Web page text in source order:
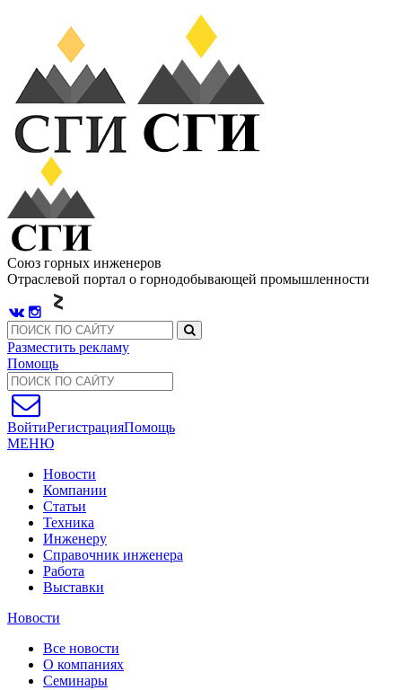
Союз горных инженеров
Отраслевой портал о горнодобывающей промышленности
Разместить рекламу
Помощь
ВойтиРегистрацияПомощь
МЕНЮ
Новости
Компании
Статьи
Техника
Инженеру
Справочник инженера
Работа
Выставки
Новости
Все новости
О компаниях
Семинары